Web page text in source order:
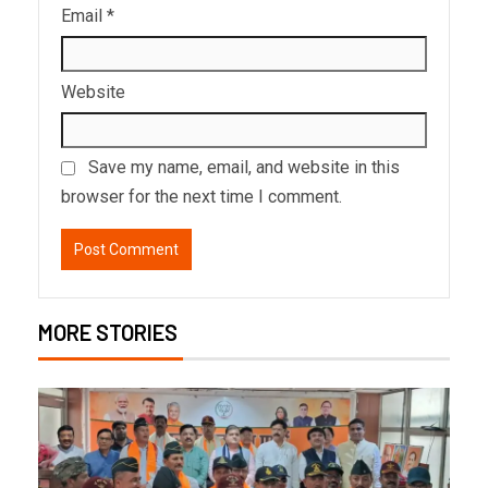
Email *
Website
Save my name, email, and website in this
browser for the next time I comment.
MORE STORIES